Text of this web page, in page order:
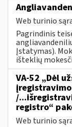
Web turinio
Pagrindinis
Įstatymas).
išteklių
VA-52 „Dėl
/
registro“
Web turinio